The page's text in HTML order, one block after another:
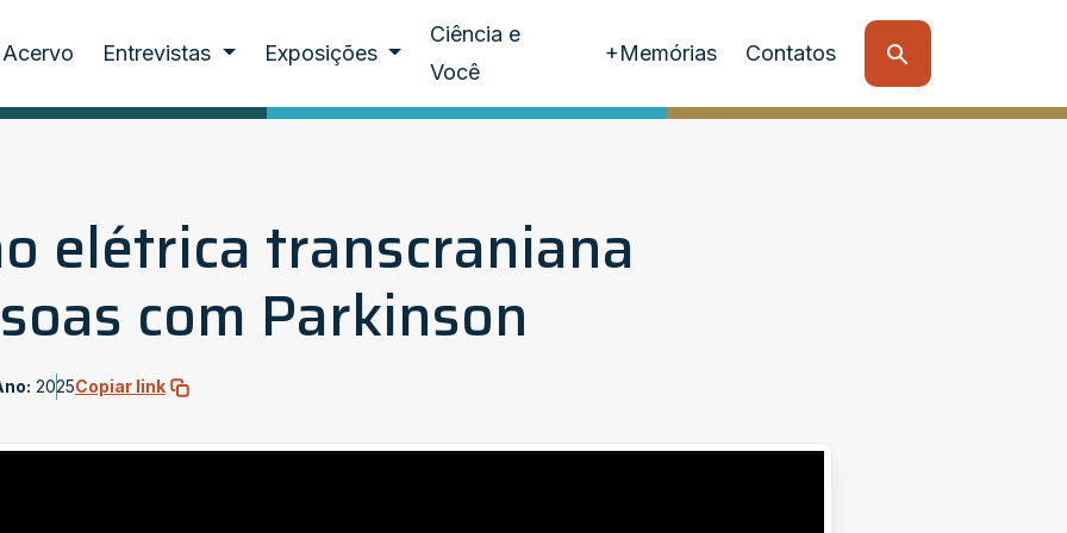
Acervo Entrevistas Exposições
Ciência e
Você
+Memórias Contatos
elétrica transcraniana
com Parkinson
2025Copiar link